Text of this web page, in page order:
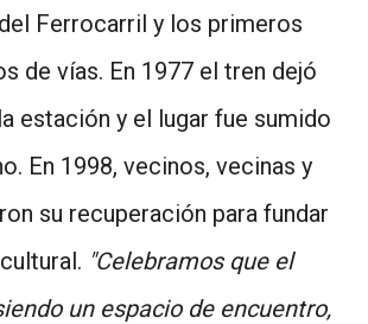
Ferrocarril y los primeros
de vías. En 1977 el tren dejó
estación y el lugar fue sumido
En 1998, vecinos, vecinas y
su recuperación para fundar
"Celebramos que el
un espacio de encuentro,